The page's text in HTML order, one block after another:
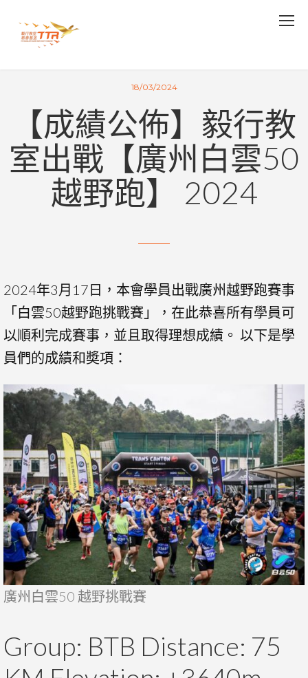
18/03/2024
【成績公佈】毅行教
室出戰【廣州白雲50
越野跑】 2024
2024年3月17日，本會學員出戰廣州越野跑賽事
「白雲50越野跑挑戰賽」，在此恭喜所有學員可
以順利完成賽事，並且取得理想成績。 以下是學
員們的成績和奬項：
廣州白雲50 越野挑戰賽
Group: BTB Distance: 75